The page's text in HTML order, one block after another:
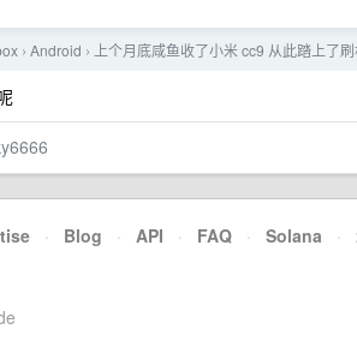
› Android › 上个月底咸鱼收了小米 cc9 从此踏上了
· Blog · API · FAQ · Solana ·